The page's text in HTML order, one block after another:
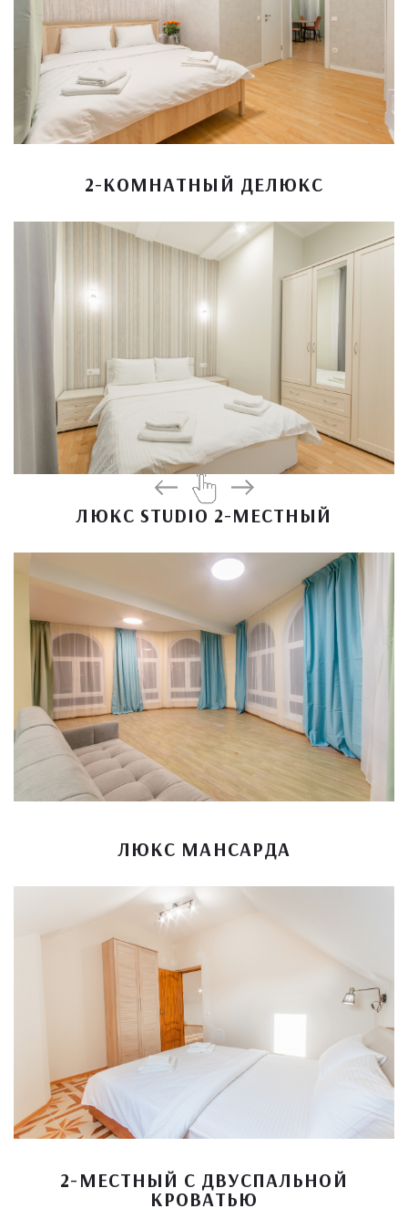
2-КОМНАТНЫЙ ДЕЛЮКС
ЛЮКС STUDIO 2-МЕСТНЫЙ
ЛЮКС МАНСАРДА
2-МЕСТНЫЙ С ДВУСПАЛЬНОЙ
КРОВАТЬЮ